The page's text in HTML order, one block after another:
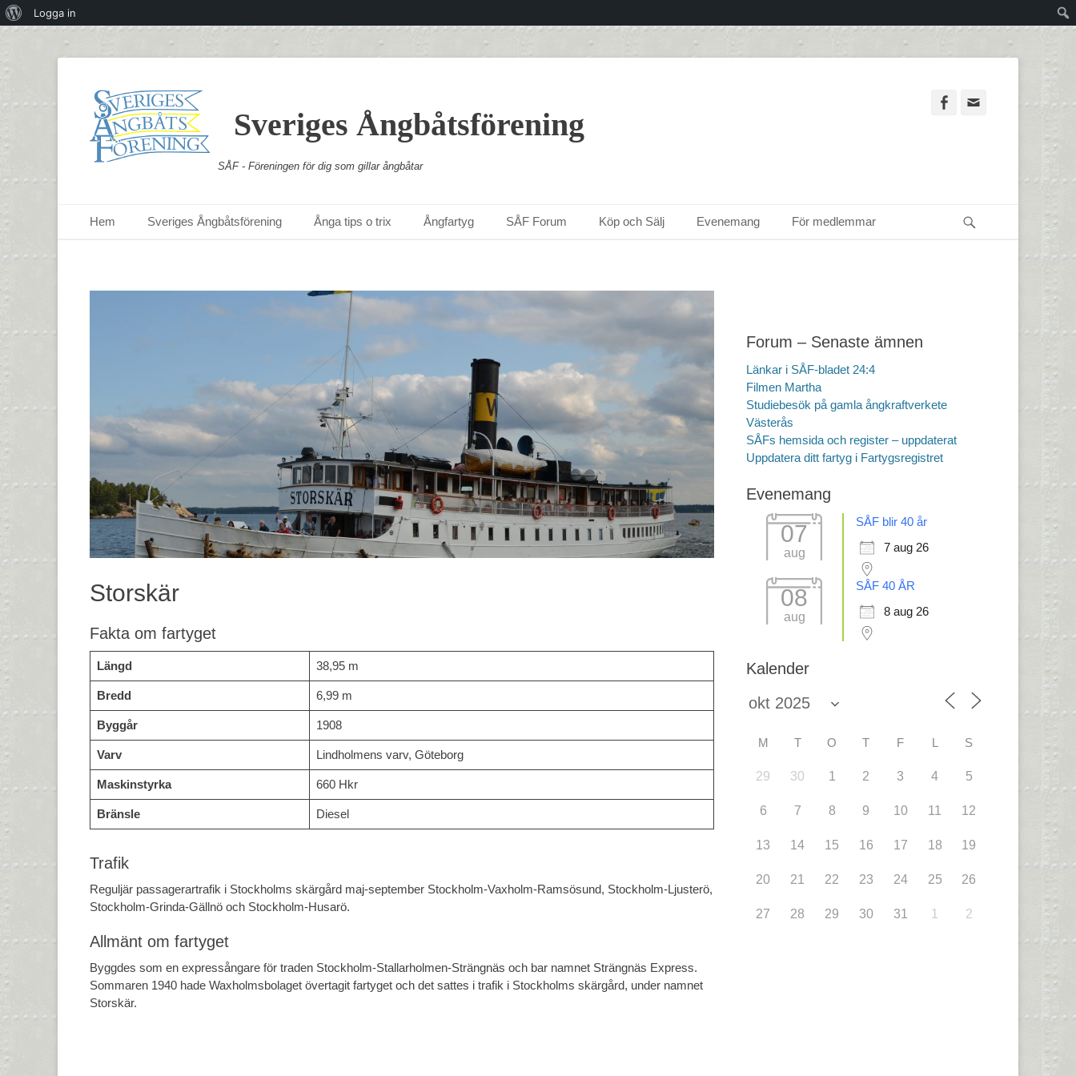
Sveriges Ångbåtsförening
SÅF - Föreningen för dig som gillar ångbåtar
Facebook
Primär meny
Hem Sveriges Ångbåtsförening Ånga tips o trix Ångfartyg SÅF Forum Köp och Sälj Evenemang För medlemmar
Storskär
Fakta om fartyget
Längd 38,95 m
Bredd 6,99 m
Byggår 1908
Varv Lindholmens varv, Göteborg
Maskinstyrka 660 Hkr
Bränsle Diesel
Trafik
Reguljär passagerartrafik i Stockholms skärgård maj-september Stockholm-Vaxholm-Ramsösund, Stockholm-Ljusterö,
Stockholm-Grinda-Gällnö och Stockholm-Husarö.
Allmänt om fartyget
Byggdes som en expressångare för traden Stockholm-Stallarholmen-Strängnäs och bar namnet Strängnäs Express.
Sommaren 1940 hade Waxholmsbolaget övertagit fartyget och det sattes i trafik i Stockholms skärgård, under namnet
Storskär.
Forum – Senaste ämnen
Länkar i SÅF-bladet 24:4
Filmen Martha
Studiebesök på gamla ångkraftverkete
Västerås
SÅFs hemsida och register – uppdaterat
Uppdatera ditt fartyg i Fartygsregistret
Evenemang
07
aug
SÅF blir 40 år
7 aug 26
08
aug
SÅF 40 ÅR
8 aug 26
Kalender
M T O T F L S
29 30 1 2 3 4 5
6 7 8 9 10 11 12
13 14 15 16 17 18 19
20 21 22 23 24 25 26
27 28 29 30 31 1 2
OmLogga in